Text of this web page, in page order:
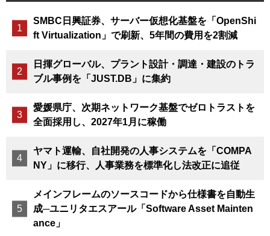
SMBC日興証券、サーバー仮想化基盤を「OpenShi
ft Virtualization」で刷新、5年間の費用を2割減
日揮グローバル、プラント設計・調達・建設のトラ
ブル事例を「JUST.DB」に集約
愛媛県庁、次期ネットワーク基盤でゼロトラストを
全面採用し、2027年1月に稼働
ヤマト運輸、自社開発の人事システムを「COMPA
NY」に移行、人事業務を標準化し法改正に追従
メインフレームのソースコードから仕様書を自動生
成─ユニリタエスアール「Software Asset Mainten
ance」